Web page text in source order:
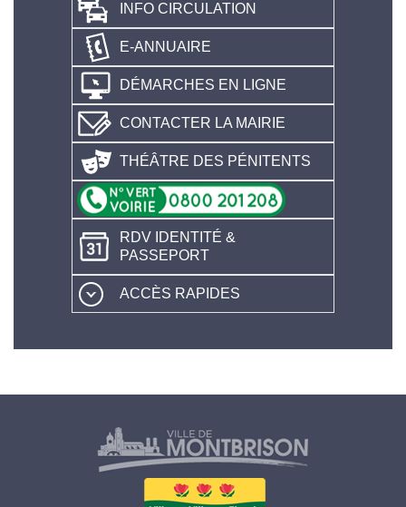
INFO CIRCULATION
E-ANNUAIRE
DÉMARCHES EN LIGNE
CONTACTER LA MAIRIE
THÉÂTRE DES PÉNITENTS
RDV IDENTITÉ &
PASSEPORT
ACCÈS RAPIDES